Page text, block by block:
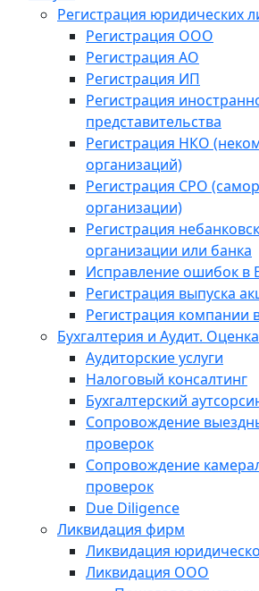
Регистрация юридических
Регистрация ООО
Регистрация АО
Регистрация ИП
Регистрация
представительства
Регистрация НКО
организаций)
Регистрация СРО
организации)
Регистрация
организации или банка
Исправление ошибок в
Регистрация выпуска
Регистрация
Бухгалтерия и Аудит.
Аудиторские услуги
Налоговый консалтинг
Бухгалтерский
Сопровождение
проверок
Сопровождение
проверок
Due Diligence
Ликвидация фирм
Ликвидация
Ликвидация ООО